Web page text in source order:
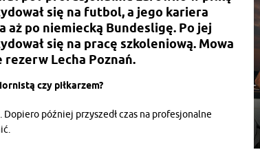
się na futbol, a jego kariera
aż po niemiecką Bundesligę. Po jej
się na pracę szkoleniową. Mowa
Lecha Poznań.
czy piłkarzem?
później przyszedł czas na profesjonalne